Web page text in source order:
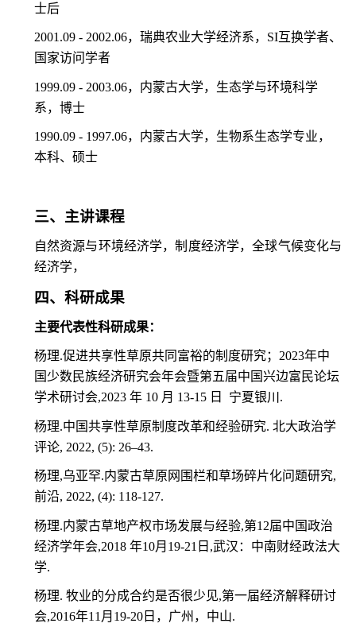
士后
2001.09 - 2002.06，瑞典农业大学经济系， SI互换学者、
国家访问学者
1999.09 - 2003.06，内蒙古大学，生态学与环境科学
系，博士
1990.09 - 1997.06，内蒙古大学，生物系生态学专业，
本科、硕士
三、主讲课程
自然资源与环境经济学，制度经济学，全球气候变化与
经济学，
四、科研成果
主要代表性科研成果：
杨理.促进共享性草原共同富裕的制度研究； 2023年中
国少数民族经济研究会年会暨第五届中国兴边富民论坛
学术研讨会,2023 年10 月 13-15 日 宁夏银川 .
杨理.中国共享性草原制度改革和经验研究. 北大政治学
评论, 2022, (5): 26–43.
杨理,乌亚罕.内蒙古草原网围栏和草场碎片化问题研究,
前沿, 2022, (4): 118-127.
杨理.内蒙古草地产权市场发展与经验,第12届中国政治
经济学年会,2018 年10月 19-21 日 ,武汉：中南财经政法大
学.
杨理. 牧业的分成合约是否很少见,第一届经济解释研讨
会,2016年11 月 19-20日，广州，中山.